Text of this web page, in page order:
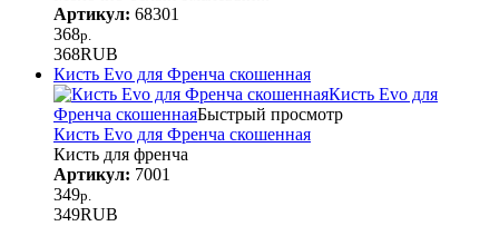
Артикул: 68301
368р.
368RUB
Кисть Evo для Френча скошенная
Кисть Evo для
Френча скошеннаяБыстрый просмотр
Кисть Evo для Френча скошенная
Кисть для френча
Артикул: 7001
349р.
349RUB